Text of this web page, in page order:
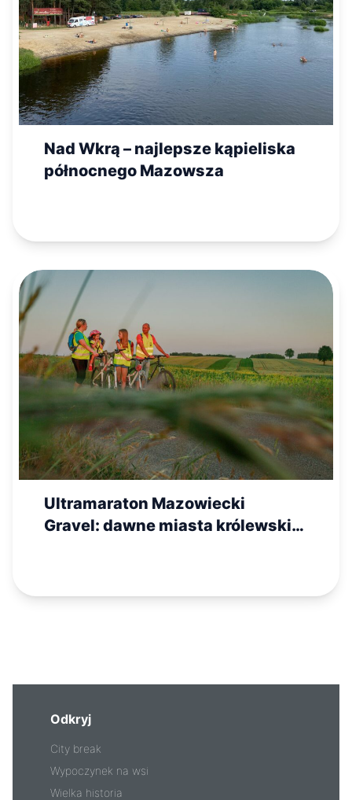
Nad Wkrą – najlepsze kąpieliska
północnego Mazowsza
Ultramaraton Mazowiecki
Gravel: dawne miasta królewskie
Odkryj
City break
Wypoczynek na wsi
Wielka historia